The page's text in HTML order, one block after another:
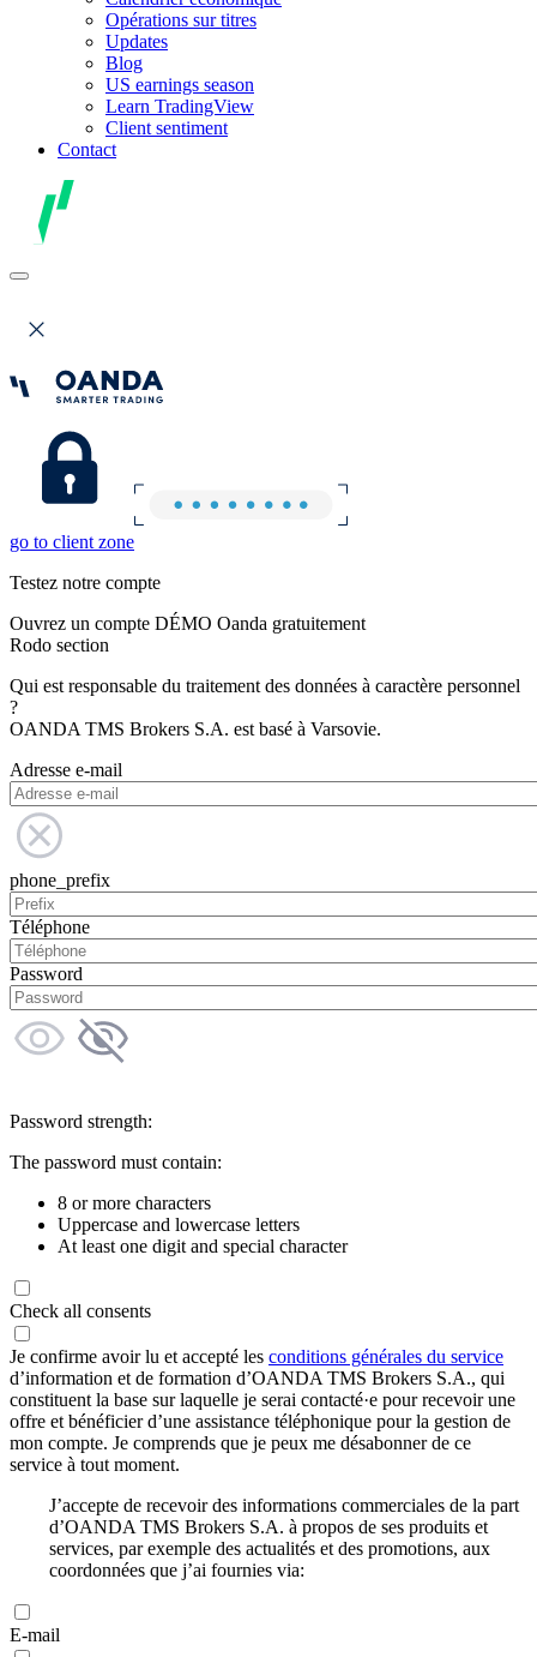
Opérations sur titres
Updates
Blog
US earnings season
Learn TradingView
Client sentiment
Contact
go to client zone
Testez notre compte
Ouvrez un compte DÉMO Oanda gratuitement
Rodo section
Qui est responsable du traitement des données à caractère personnel
?
OANDA TMS Brokers S.A. est basé à Varsovie.
Adresse e-mail
phone_prefix
Téléphone
Password
Password strength:
The password must contain:
8 or more characters
Uppercase and lowercase letters
At least one digit and special character
Check all consents
Je confirme avoir lu et accepté les conditions générales du service
d’information et de formation d’OANDA TMS Brokers S.A., qui
constituent la base sur laquelle je serai contacté·e pour recevoir une
offre et bénéficier d’une assistance téléphonique pour la gestion de
mon compte. Je comprends que je peux me désabonner de ce
service à tout moment.
J’accepte de recevoir des informations commerciales de la part
d’OANDA TMS Brokers S.A. à propos de ses produits et
services, par exemple des actualités et des promotions, aux
coordonnées que j’ai fournies via:
E-mail